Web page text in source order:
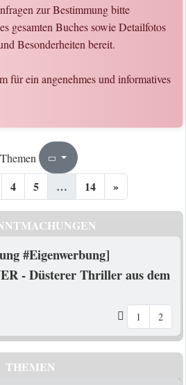
zur Bestimmung bitte
gesamten Buches sowie Detailfotos
Besonderheiten bereit.
für ein angenehmes und informatives
Seite1
4 5 … 14 »
#Eigenwerbung]
- Düsterer Thriller aus dem
1 2
THEMEN